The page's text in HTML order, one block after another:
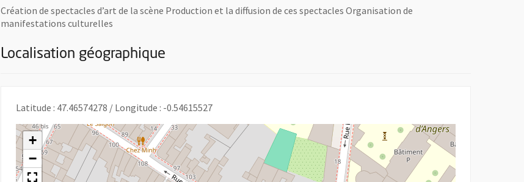
Création de spectacles d’art de la scène Production et la diffusion de ces spectacles Organisation de
manifestations culturelles
Localisation géographique
Latitude : 47.46574278 / Longitude : -0.54615527
+
−